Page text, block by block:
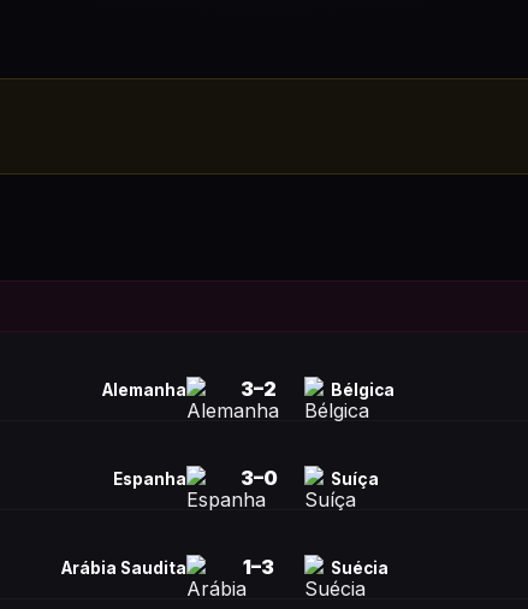
Alemanha 3–2 Bélgica
Espanha 3–0 Suíça
Arábia Saudita 1–3 Suécia